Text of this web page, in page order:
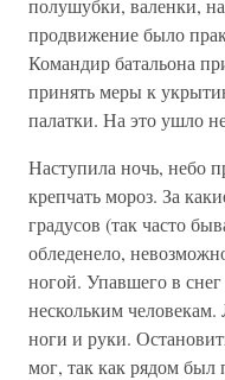
полушубки, валенки,
продвижение было
Командир батальона
принять меры к
палатки. На это ушло
Наступила ночь, небо
крепчать мороз. За
градусов (так часто
обледенело,
ногой. Упавшего в
нескольким человекам.
ноги и руки.
мог, так как рядом был